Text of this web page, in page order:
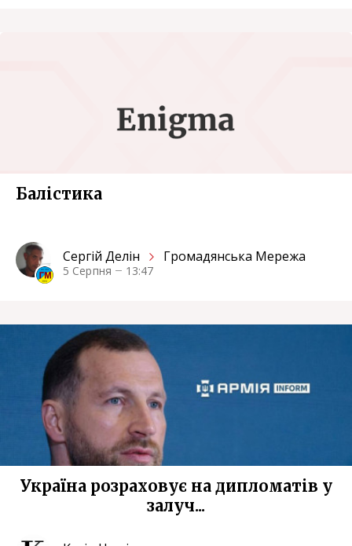
Балістика
Сергiй Делін Громадянська Мережа
5 Серпня 13:47
Україна розраховує на дипломатів у
залуч...